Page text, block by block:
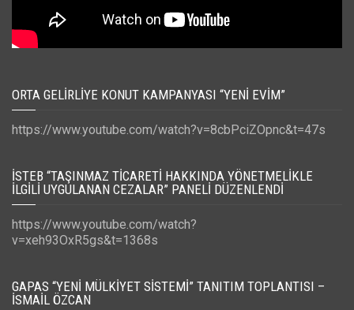
ORTA GELIRLIYE KONUT KAMPANYASI “YENI EVIM”
https://www.youtube.com/watch?v=8cbPciZOpnc&t=47s
İSTEB “TAŞINMAZ TICARETI HAKKINDA YÖNETMELIKLE
İLGILI UYGULANAN CEZALAR” PANELI DÜZENLENDI
https://www.youtube.com/watch?
v=xeh93OxR5gs&t=1368s
GAPAS “YENI MÜLKIYET SISTEMI” TANITIM TOPLANTISI –
İSMAIL ÖZCAN